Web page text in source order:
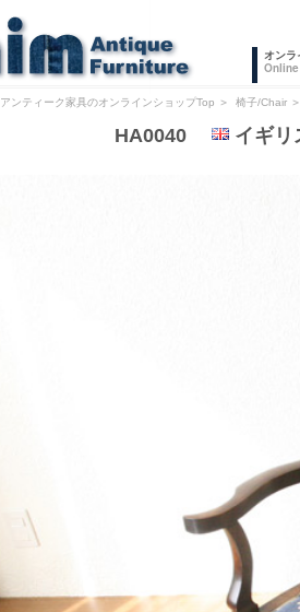
オンラ
アンティーク家具のオンラインショップTop ＞ 椅子/Chair ＞
HA0040 イギリ